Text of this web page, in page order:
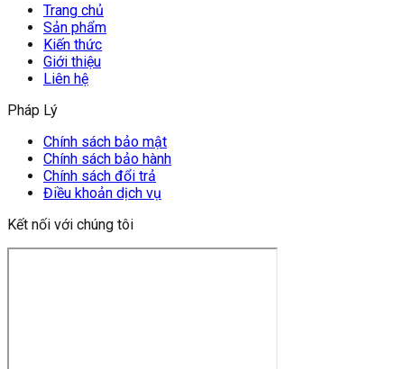
Trang chủ
Sản phẩm
Kiến thức
Giới thiệu
Liên hệ
Pháp Lý
Chính sách bảo mật
Chính sách bảo hành
Chính sách đổi trả
Điều khoản dịch vụ
Kết nối với chúng tôi